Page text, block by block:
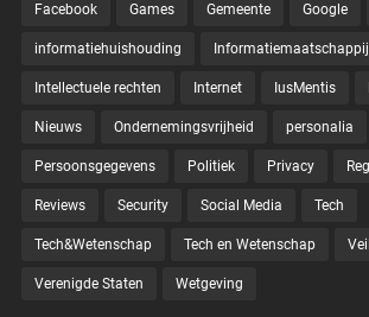
Facebook Games Gemeente Google
informatiehuishouding Informatiemaatschappij
Intellectuele rechten Internet IusMentis
Nieuws Ondernemingsvrijheid personalia
Persoonsgegevens Politiek Privacy
Reviews Security Social Media Tech
Tech&Wetenschap Tech en Wetenschap
Verenigde Staten Wetgeving